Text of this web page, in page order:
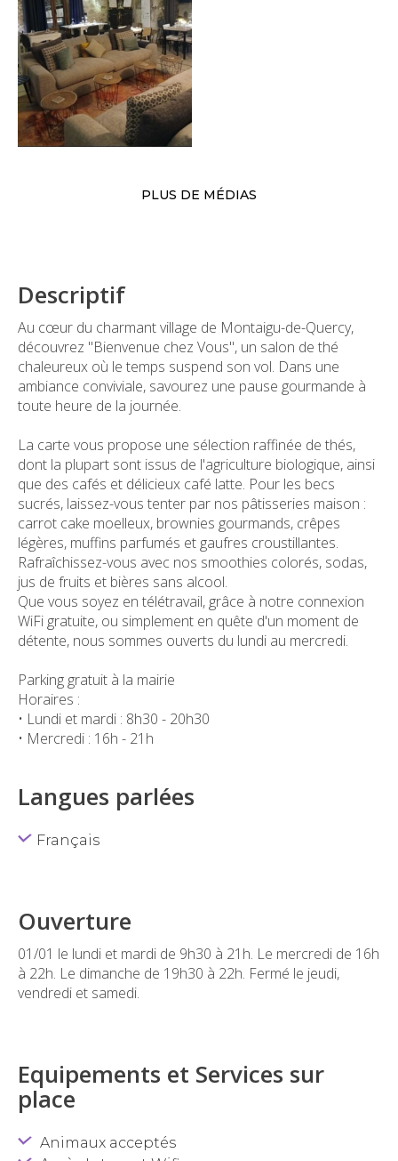
PLUS DE MÉDIAS
Descriptif
Au cœur du charmant village de Montaigu-de-Quercy,
découvrez "Bienvenue chez Vous", un salon de thé
chaleureux où le temps suspend son vol. Dans une
ambiance conviviale, savourez une pause gourmande à
toute heure de la journée.
La carte vous propose une sélection raffinée de thés,
dont la plupart sont issus de l'agriculture biologique, ainsi
que des cafés et délicieux café latte. Pour les becs
sucrés, laissez-vous tenter par nos pâtisseries maison :
carrot cake moelleux, brownies gourmands, crêpes
légères, muffins parfumés et gaufres croustillantes.
Rafraîchissez-vous avec nos smoothies colorés, sodas,
jus de fruits et bières sans alcool.
Que vous soyez en télétravail, grâce à notre connexion
WiFi gratuite, ou simplement en quête d'un moment de
détente, nous sommes ouverts du lundi au mercredi.
Parking gratuit à la mairie
Horaires :
• Lundi et mardi : 8h30 - 20h30
• Mercredi : 16h - 21h
Langues parlées
Français
Ouverture
01/01 le lundi et mardi de 9h30 à 21h. Le mercredi de 16h
à 22h. Le dimanche de 19h30 à 22h. Fermé le jeudi,
vendredi et samedi.
Equipements et Services sur
place
Animaux acceptés